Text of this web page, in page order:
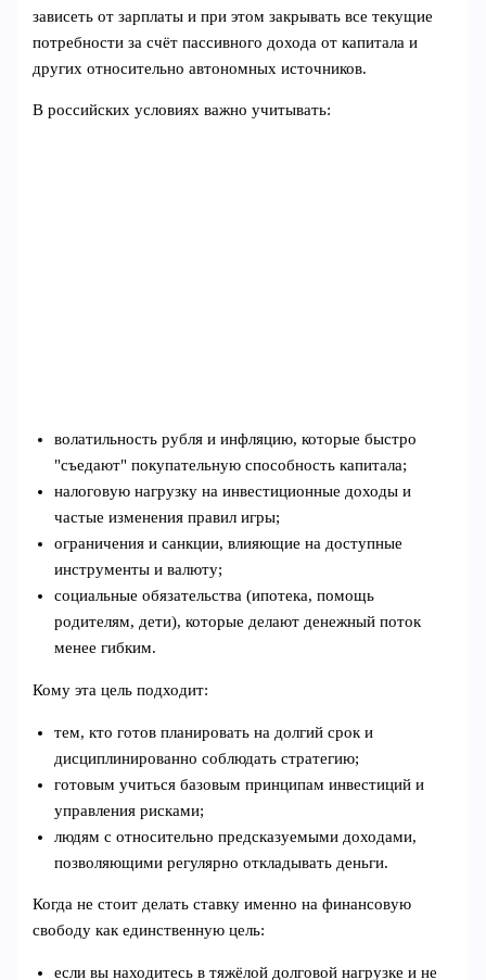
зависеть от зарплаты и при этом закрывать все текущие
потребности за счёт пассивного дохода от капитала и
других относительно автономных источников.
В российских условиях важно учитывать:
волатильность рубля и инфляцию, которые быстро
"съедают" покупательную способность капитала;
налоговую нагрузку на инвестиционные доходы и
частые изменения правил игры;
ограничения и санкции, влияющие на доступные
инструменты и валюту;
социальные обязательства (ипотека, помощь
родителям, дети), которые делают денежный поток
менее гибким.
Кому эта цель подходит:
тем, кто готов планировать на долгий срок и
дисциплинированно соблюдать стратегию;
готовым учиться базовым принципам инвестиций и
управления рисками;
людям с относительно предсказуемыми доходами,
позволяющими регулярно откладывать деньги.
Когда не стоит делать ставку именно на финансовую
свободу как единственную цель:
если вы находитесь в тяжёлой долговой нагрузке и не